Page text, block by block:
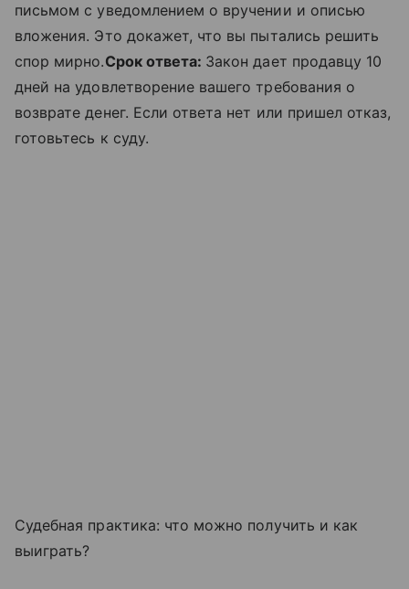
письмом с уведомлением о вручении и описью
вложения. Это докажет, что вы пытались решить
спор мирно.Срок ответа: Закон дает продавцу 10
дней на удовлетворение вашего требования о
возврате денег. Если ответа нет или пришел отказ,
готовьтесь к суду.
Судебная практика: что можно получить и как
выиграть?